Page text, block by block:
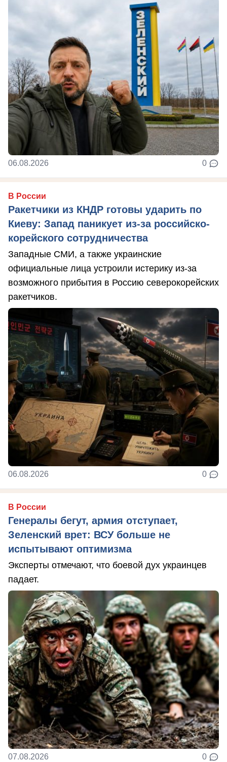
06.08.2026 0
В России
Ракетчики из КНДР готовы ударить по
Киеву: Запад паникует из-за российско-
корейского сотрудничества
Западные СМИ, а также украинские
официальные лица устроили истерику из-за
возможного прибытия в Россию северокорейских
ракетчиков.
06.08.2026 0
В России
Генералы бегут, армия отступает,
Зеленский врет: ВСУ больше не
испытывают оптимизма
Эксперты отмечают, что боевой дух украинцев
падает.
07.08.2026 0